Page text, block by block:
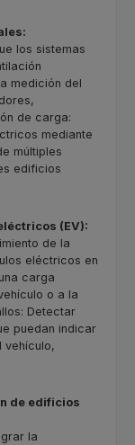
los sistemas
medición del
de carga:
mediante
múltiples
edificios
(EV):
de la
eléctricos en
carga
o a la
Detectar
puedan indicar
vehículo,
de edificios
la